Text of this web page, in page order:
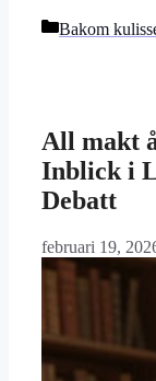
Kategorier
Bakom
All makt
Inblick i
Debatt
februari 19,